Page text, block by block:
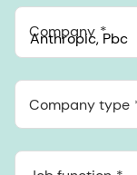
Company
548 Market St Pmb
Company type